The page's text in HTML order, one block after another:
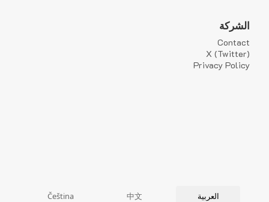
الشركة
Contact
X (Twitter)
Privacy Policy
العربية 中文
Čeština